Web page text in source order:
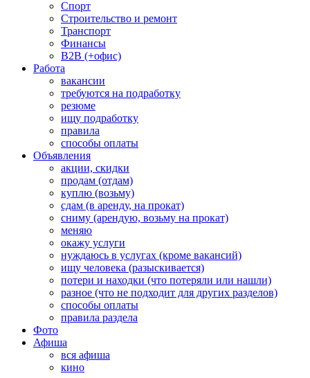
Спорт
Строительство и ремонт
Транспорт
Финансы
B2B (+офис)
Работа
вакансии
требуются на подработку
резюме
ищу подработку
правила
способы оплаты
Объявления
акции, скидки
продам (отдам)
куплю (возьму)
сдам (в аренду, на прокат)
сниму (арендую, возьму на прокат)
меняю
окажу услуги
нуждаюсь в услугах (кроме вакансий)
ищу человека (разыскивается)
потери и находки (что потеряли или нашли)
разное (что не подходит для других разделов)
способы оплаты
правила раздела
Фото
Афиша
вся афиша
кино